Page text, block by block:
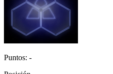
Puntos: -